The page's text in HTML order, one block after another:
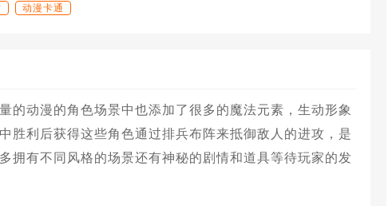
动漫卡通
的动漫的角色场景中也添加了很多的魔法元素，生动形象
胜利后获得这些角色通过排兵布阵来抵御敌人的进攻，是
拥有不同风格的场景还有神秘的剧情和道具等待玩家的发